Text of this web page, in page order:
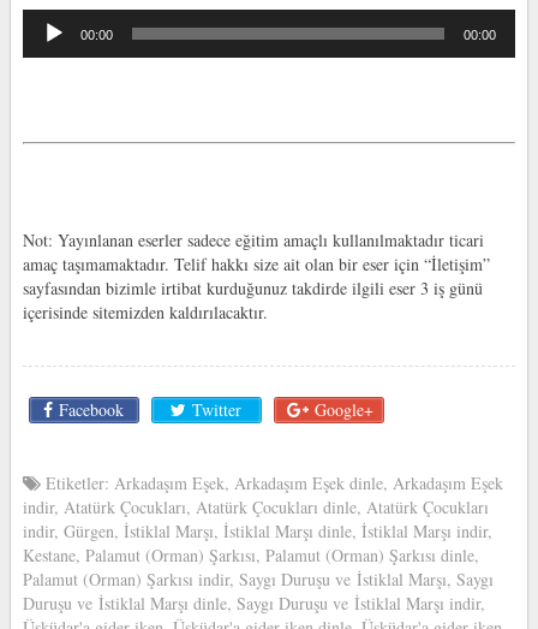
oynatıcı
00:00 00:00
Not: Yayınlanan eserler sadece eğitim amaçlı kullanılmaktadır ticari
amaç taşımamaktadır. Telif hakkı size ait olan bir eser için “İletişim”
sayfasından bizimle irtibat kurduğunuz takdirde ilgili eser 3 iş günü
içerisinde sitemizden kaldırılacaktır.
Facebook Twitter Google+
Etiketler: Arkadaşım Eşek, Arkadaşım Eşek dinle, Arkadaşım Eşek
indir, Atatürk Çocukları, Atatürk Çocukları dinle, Atatürk Çocukları
indir, Gürgen, İstiklal Marşı, İstiklal Marşı dinle, İstiklal Marşı indir,
Kestane, Palamut (Orman) Şarkısı, Palamut (Orman) Şarkısı dinle,
Palamut (Orman) Şarkısı indir, Saygı Duruşu ve İstiklal Marşı, Saygı
Duruşu ve İstiklal Marşı dinle, Saygı Duruşu ve İstiklal Marşı indir,